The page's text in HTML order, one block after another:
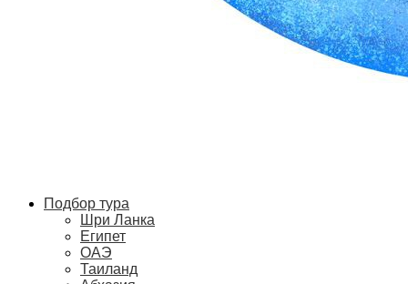
Подбор тура
Шри Ланка
Египет
ОАЭ
Таиланд